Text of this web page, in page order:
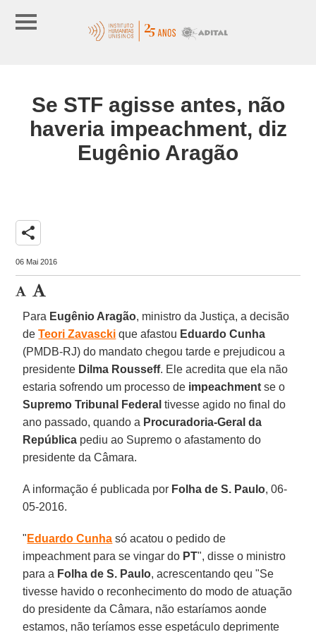
Se STF agisse antes, não
haveria impeachment, diz
Eugênio Aragão
share
06 Mai 2016
Para Eugênio Aragão, ministro da Justiça, a decisão
deTeori Zavascki que afastou Eduardo Cunha
(PMDB-RJ) do mandato chegou tarde e prejudicou a
presidente Dilma Rousseff. Ele acredita que ela não
estaria sofrendo um processo de impeachment se o
Supremo Tribunal Federal tivesse agido no final do
ano passado, quando a Procuradoria-Geral da
República pediu ao Supremo o afastamento do
presidente da Câmara.
A informação é publicada por Folha de S. Paulo, 06-
05-2016.
" Eduardo Cunha só acatou o pedido de
impeachment para se vingar do PT", disse o ministro
para a Folha de S. Paulo, acrescentando qeu "Se
tivesse havido o reconhecimento do modo de atuação
do presidente da Câmara, não estaríamos aonde
estamos, não teríamos esse espetáculo deprimente